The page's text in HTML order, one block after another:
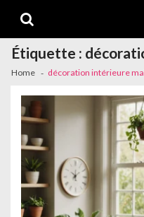
navigation
content
Étiquette :
Home décoration intérieure